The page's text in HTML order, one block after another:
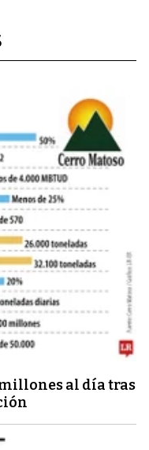
millones al día tras